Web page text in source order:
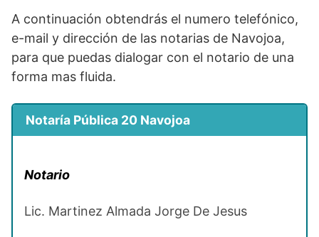
A continuación obtendrás el numero telefónico,
e-mail y dirección de las notarias de Navojoa,
para que puedas dialogar con el notario de una
forma mas fluida.
Notaría Pública 20 Navojoa
Notario
Lic. Martinez Almada Jorge De Jesus